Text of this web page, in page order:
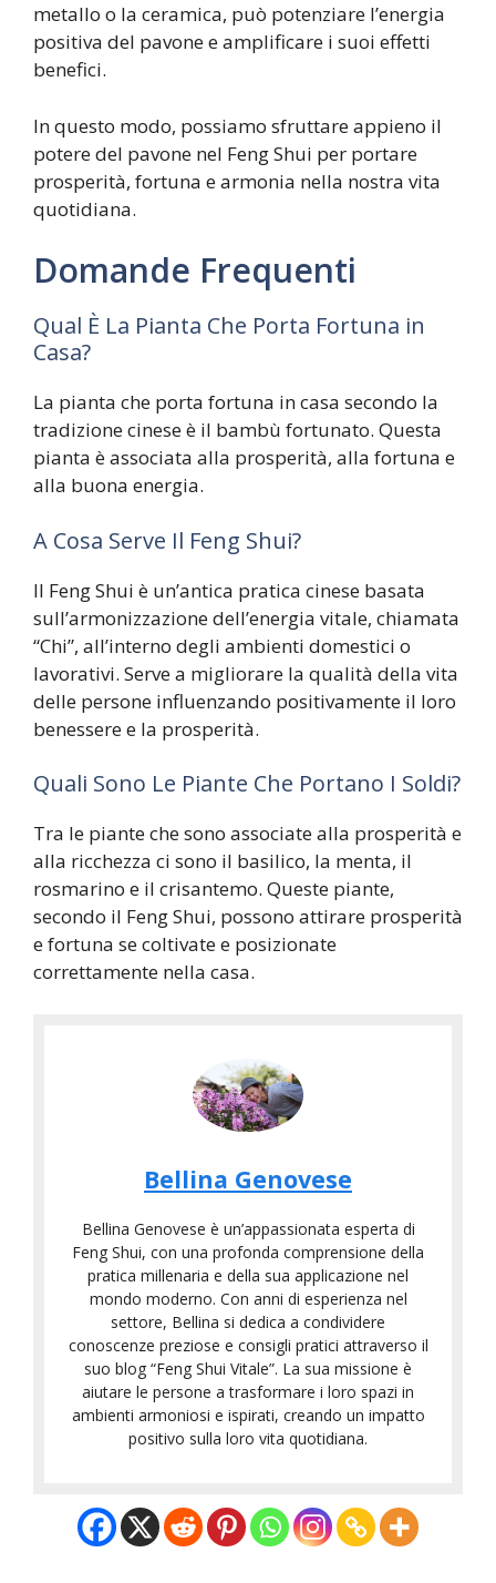
metallo o la ceramica, può potenziare l’energia
positiva del pavone e amplificare i suoi effetti
benefici.
In questo modo, possiamo sfruttare appieno il
potere del pavone nel Feng Shui per portare
prosperità, fortuna e armonia nella nostra vita
quotidiana.
Domande Frequenti
Qual È La Pianta Che Porta Fortuna in
Casa?
La pianta che porta fortuna in casa secondo la
tradizione cinese è il bambù fortunato. Questa
pianta è associata alla prosperità, alla fortuna e
alla buona energia.
A Cosa Serve Il Feng Shui?
Il Feng Shui è un’antica pratica cinese basata
sull’armonizzazione dell’energia vitale, chiamata
“Chi”, all’interno degli ambienti domestici o
lavorativi. Serve a migliorare la qualità della vita
delle persone influenzando positivamente il loro
benessere e la prosperità.
Quali Sono Le Piante Che Portano I Soldi?
Tra le piante che sono associate alla prosperità e
alla ricchezza ci sono il basilico, la menta, il
rosmarino e il crisantemo. Queste piante,
secondo il Feng Shui, possono attirare prosperità
e fortuna se coltivate e posizionate
correttamente nella casa.
Bellina Genovese
Bellina Genovese è un’appassionata esperta di
Feng Shui, con una profonda comprensione della
pratica millenaria e della sua applicazione nel
mondo moderno. Con anni di esperienza nel
settore, Bellina si dedica a condividere
conoscenze preziose e consigli pratici attraverso il
suo blog “Feng Shui Vitale”. La sua missione è
aiutare le persone a trasformare i loro spazi in
ambienti armoniosi e ispirati, creando un impatto
positivo sulla loro vita quotidiana.